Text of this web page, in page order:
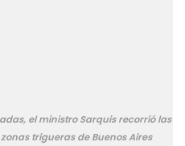
el ministro Sarquis recorrió las
trigueras de Buenos Aires